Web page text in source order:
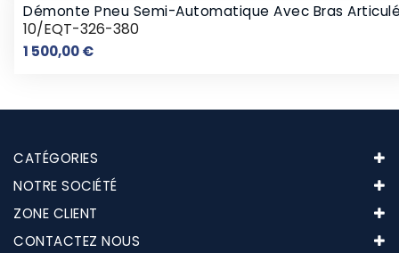
Démonte Pneu Semi-Automatique Avec Bras
10/EQT-326-380
1 500,00 €Prix
CATÉGORIES
NOTRE SOCIÉTÉ
ZONE CLIENT
CONTACTEZ NOUS